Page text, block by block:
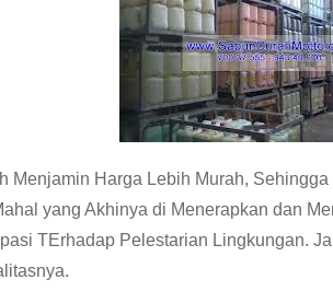
Menjamin Harga Lebih Murah,
yang Akhinya di Menerapkan dan
TErhadap Pelestarian Lingkungan.